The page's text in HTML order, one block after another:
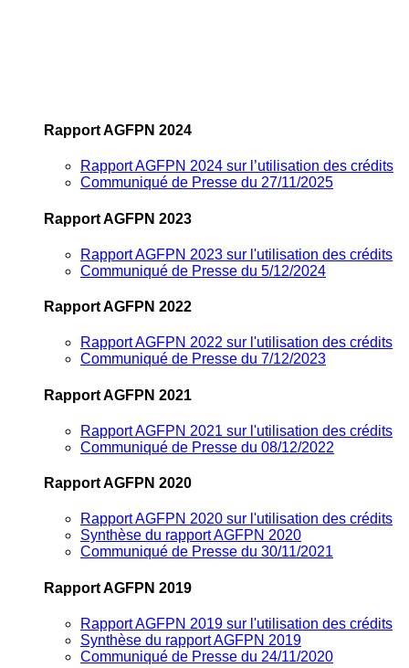
Rapport AGFPN 2024
Rapport AGFPN 2024 sur l’utilisation des crédits
Communiqué de Presse du 27/11/2025
Rapport AGFPN 2023
Rapport AGFPN 2023 sur l'utilisation des crédits
Communiqué de Presse du 5/12/2024
Rapport AGFPN 2022
Rapport AGFPN 2022 sur l'utilisation des crédits
Communiqué de Presse du 7/12/2023
Rapport AGFPN 2021
Rapport AGFPN 2021 sur l'utilisation des crédits
Communiqué de Presse du 08/12/2022
Rapport AGFPN 2020
Rapport AGFPN 2020 sur l'utilisation des crédits
Synthèse du rapport AGFPN 2020
Communiqué de Presse du 30/11/2021
Rapport AGFPN 2019
Rapport AGFPN 2019 sur l'utilisation des crédits
Synthèse du rapport AGFPN 2019
Communiqué de Presse du 24/11/2020